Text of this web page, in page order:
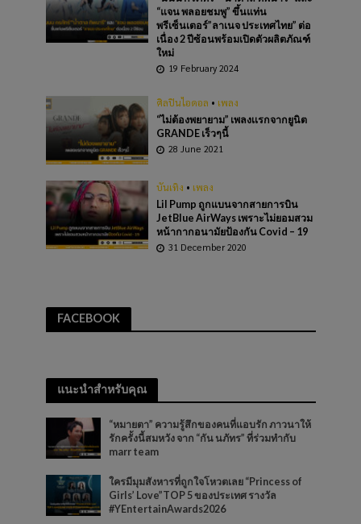
“แจน พลอยชมพู” ขึ้นแท่น
พรีเซ็นเตอร์”ลาเนจ ประเทศไทย” ต่อ
เนื่อง 2 ปีซ้อนพร้อมเปิดตัวผลิตภัณฑ์
ใหม่
19 February 2024
ศิลปินไอดอล • เพลง
“ไม่ต้องพยายาม” เพลงเเรกจากยูนิต
GRANDE เร็วๆนี้
28 June 2021
บันเทิง • เพลง
Lil Pump ถูกแบนจากสายการบิน
JetBlue AirWays เพราะไม่ยอมสวม
หน้ากากอนามัยป้องกัน Covid – 19
31 December 2020
FACEBOOK
แนะนำสำหรับคุณ
“หมายตา” ความรู้สึกของคนที่แอบรัก ภาวนาให้
รักครั้งนี้สมหวัง จาก “กัน นภัทร” ที่ร่วมทำกับ
marr team
ใครมีมุมสังหารที่ถูกใจโหวตเลย “Princess of
Girls’ Love”TOP 5 ของประเทศ รางวัล
#YEntertainAwards2026